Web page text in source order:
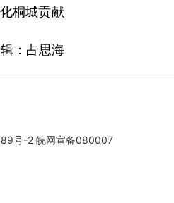
桐城贡献
：占思海
号-2 皖网宣备080007